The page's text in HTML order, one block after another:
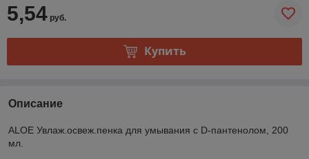
5,54 руб.
Купить
Описание
ALOE Увлаж.освеж.пенка для умывания с D-пантенолом, 200
мл.